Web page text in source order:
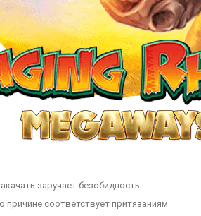
заручает безобидность
причине соответствует притязаниям